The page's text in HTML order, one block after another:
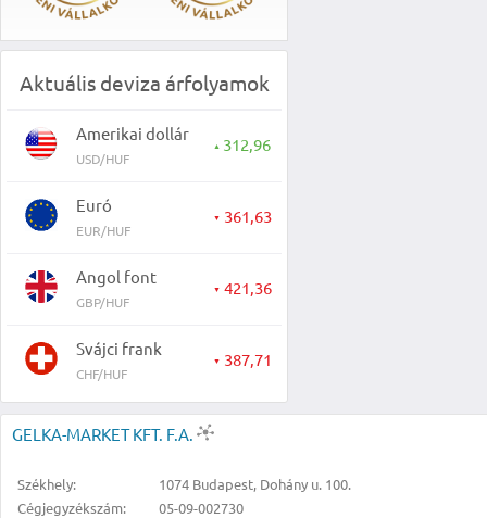
Aktuális deviza árfolyamok
Amerikai dollár
USD/HUF
▲ 312,96
Euró
EUR/HUF
▼ 361,63
Angol font
GBP/HUF
▼ 421,36
Svájci frank
CHF/HUF
▼ 387,71
GELKA-MARKET KFT. F.A.
Székhely:
1074 Budapest, Dohány u. 100.
Cégjegyzékszám:
05-09-002730